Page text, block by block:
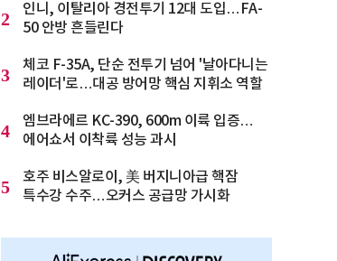
2
인니, 이탈리아 경전투기 12대 도입…FA-
50 안방 흔들린다
3
체코 F-35A, 단순 전투기 넘어 '날아다니는
레이더'로…대공 방어망 핵심 지휘소 역할
4
엠브라에르 KC-390, 600m 이륙 입증…
에어쇼서 이착륙 성능 과시
5
호주 비스알로이, 美 버지니아급 핵잠
특수강 수주…오커스 공급망 가시화